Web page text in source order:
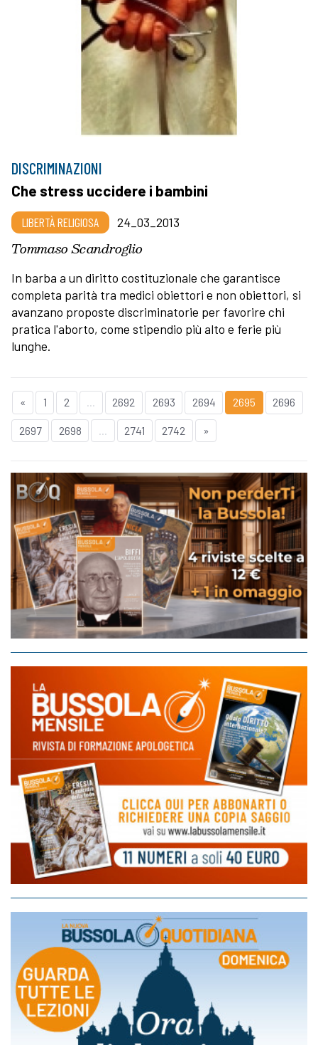
DISCRIMINAZIONI
Che stress uccidere i bambini
LIBERTÀ RELIGIOSA 24_03_2013
Tommaso Scandroglio
In barba a un diritto costituzionale che garantisce
completa parità tra medici obiettori e non obiettori, si
avanzano proposte discriminatorie per favorire chi
pratica l'aborto, come stipendio più alto e ferie più
lunghe.
« 1 2 ... 2692 2693 2694 2695 2696
2697 2698 2741 2742 »